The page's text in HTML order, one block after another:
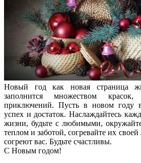
Новый год как новая страница
заполнится множеством
приключений. Пусть в новом году
успех и достаток. Наслаждайтесь
жизни, будьте с любимыми,
теплом и заботой, согревайте их
согреют вас. Будьте счастливы.
С Новым годом!